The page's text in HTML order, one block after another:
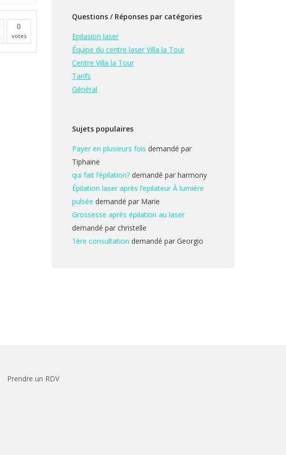
0
votes
Questions / Réponses par catégories
Epilasion laser
Équipe du centre laser Villa la Tour
Centre Villa la Tour
Tarifs
Général
Sujets populaires
Payer en plusieurs fois demandé par
Tiphaine
qui fait l’épilation? demandé par harmony
Épilation laser après l’epilateur À lumière
pulsée demandé par Marie
Grossesse après épilation au laser
demandé par christelle
1ère consultation demandé par Georgio
Prendre un RDV